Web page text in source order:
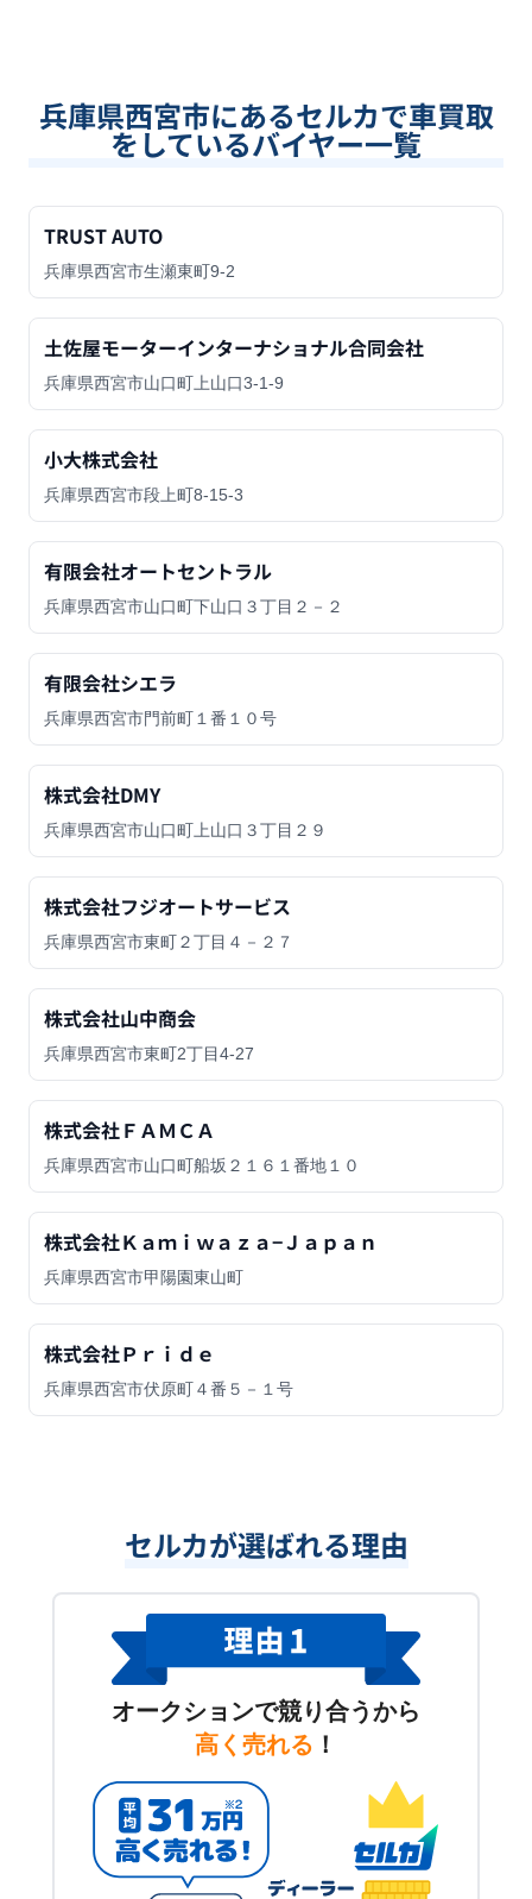
兵庫県西宮市にあるセルカで車買取
をしているバイヤー一覧
TRUST AUTO
兵庫県西宮市生瀬東町9-2
土佐屋モーターインターナショナル合同会社
兵庫県西宮市山口町上山口3-1-9
小大株式会社
兵庫県西宮市段上町8-15-3
有限会社オートセントラル
兵庫県西宮市山口町下山口３丁目２－２
有限会社シエラ
兵庫県西宮市門前町１番１０号
株式会社DMY
兵庫県西宮市山口町上山口３丁目２９
株式会社フジオートサービス
兵庫県西宮市東町２丁目４－２７
株式会社山中商会
兵庫県西宮市東町2丁目4-27
株式会社ＦＡＭＣＡ
兵庫県西宮市山口町船坂２１６１番地１０
株式会社Ｋａｍｉｗａｚａ−Ｊａｐａｎ
兵庫県西宮市甲陽園東山町
株式会社Ｐｒｉｄｅ
兵庫県西宮市伏原町４番５－１号
セルカが選ばれる理由
オークションで競り合うから
高く売れる ！